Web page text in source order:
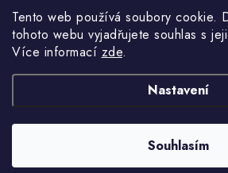
Tento web používá soubory cookie.
tohoto webu vyjadřujete souhlas s
Více informací zde.
Nastavení
Souhlasím
Dobrý triko. Všechna